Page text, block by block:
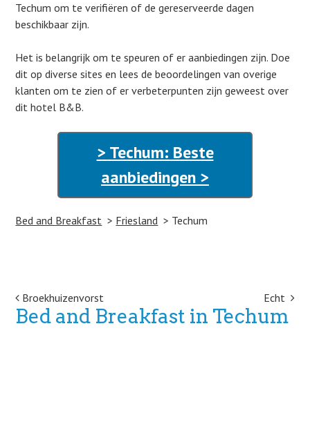
Techum om te verifiëren of de gereserveerde dagen
beschikbaar zijn.
Het is belangrijk om te speuren of er aanbiedingen zijn. Doe
dit op diverse sites en lees de beoordelingen van overige
klanten om te zien of er verbeterpunten zijn geweest over
dit hotel B&B.
> Techum: Beste
aanbiedingen >
Bed and Breakfast Friesland Techum
Post navigation
Broekhuizenvorst Echt
Bed and Breakfast in Techum